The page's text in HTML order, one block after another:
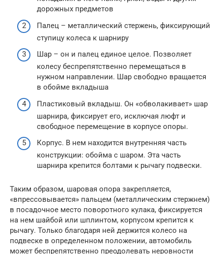
дорожных предметов
Палец – металлический стержень, фиксирующий
ступицу колеса к шарниру
Шар – он и палец единое целое. Позволяет
колесу беспрепятственно перемещаться в
нужном направлении. Шар свободно вращается
в обойме вкладыша
Пластиковый вкладыш. Он «обволакивает» шар
шарнира, фиксирует его, исключая люфт и
свободное перемещение в корпусе опоры.
Корпус. В нем находится внутренняя часть
конструкции: обойма с шаром. Эта часть
шарнира крепится болтами к рычагу подвески.
Таким образом, шаровая опора закрепляется,
«впрессовывается» пальцем (металлическим стержнем)
в посадочное место поворотного кулака, фиксируется
на нем шайбой или шплинтом, корпусом крепится к
рычагу. Только благодаря ней держится колесо на
подвеске в определенном положении, автомобиль
может беспрепятственно преодолевать неровности